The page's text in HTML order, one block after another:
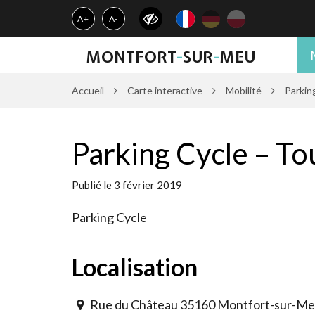
Gestion des traceurs
A+ A-
MONTFORT-SUR-MEU
Accueil Carte interactive Mobilité
Parking Cycle –
Publié le 3 février 2019
Parking Cycle
Localisation
Rue du Château 35160 Montfort-sur-